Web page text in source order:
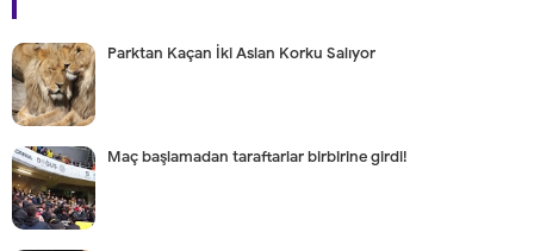
Parktan Kaçan İki Aslan Korku Salıyor
Maç başlamadan taraftarlar birbirine girdi!